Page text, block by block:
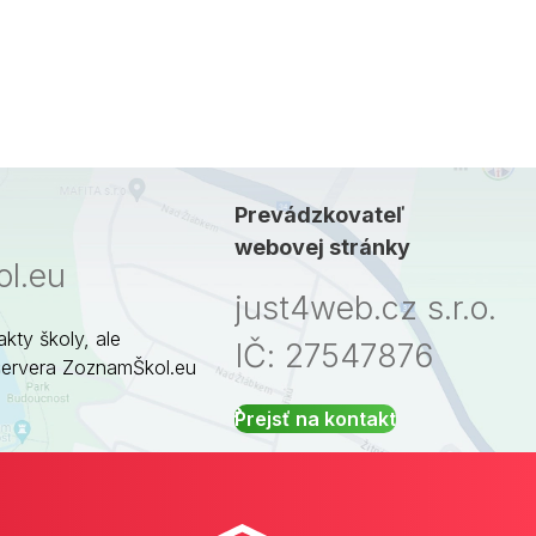
školy, ale
ZoznamŠkol.eu
Prevádzkovateľ
webovej stránky
just4web.cz s.r.o.
IČ: 27547876
Prejsť na kontakt